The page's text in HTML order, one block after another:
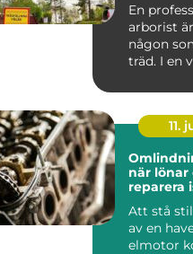
En
arborist
någon
träd. I en
11.
när
reparera
Att stå
av en
elmotor